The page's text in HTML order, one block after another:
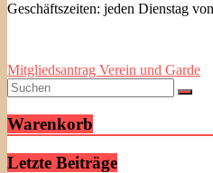
Geschäftszeiten: jeden Dienstag
Mitgliedsantrag Verein und Garde
Warenkorb
Letzte Beiträge